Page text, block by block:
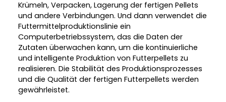
Krümeln, Verpacken, Lagerung der fertigen Pellets
und andere Verbindungen. Und dann verwendet die
Futtermittelproduktionslinie ein
Computerbetriebssystem, das die Daten der
Zutaten überwachen kann, um die kontinuierliche
und intelligente Produktion von Futterpellets zu
realisieren. Die Stabilität des Produktionsprozesses
und die Qualität der fertigen Futterpellets werden
gewährleistet.